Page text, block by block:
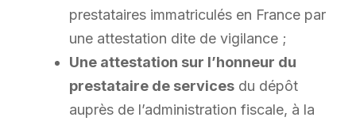
prestataires immatriculés en France par
une attestation dite de vigilance ;
Une attestation sur l’honneur du
prestataire de servicesdu dépôt
auprès de l’administration fiscale, à la